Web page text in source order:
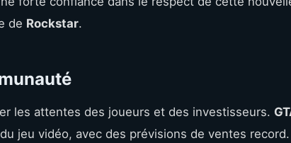
de Rockstar.
les attentes des joueurs et des investisseurs.
jeu vidéo, avec des prévisions de ventes record.